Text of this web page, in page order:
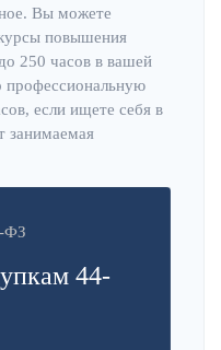
Вы можете
повышения
250 часов в вашей
профессиональную
если ищете себя в
занимаемая
ФЗ
44-